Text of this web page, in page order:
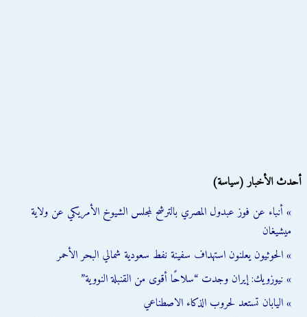
أحدث الأخبار (سياسة)
» أنباء عن فوز عبدول المصري بالترشح لمجلس الشيوخ الأمريكي عن ولاية
ميشيغان
» الحوثيون يعلنون استهداف سفينة نفط سعودية شمالي البحر الأحمر
» نيوزويك: إيران وجدت “سلاحًا أقوى من القنبلة النووية”
» اليابان تستعد لحروب الذكاء الاصطناعي